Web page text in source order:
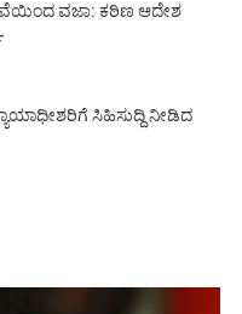
ವಜಾ: ಕಠಿಣ ಆದೇಶ
ಸಿಹಿಸುದ್ದಿ ನೀಡಿದ